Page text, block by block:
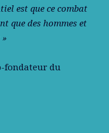
est que ce combat
que des hommes et
fondateur du